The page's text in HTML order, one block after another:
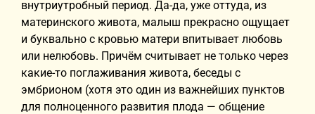
внутриутробный период. Да-да, уже оттуда, из
материнского живота, малыш прекрасно ощущает
и буквально с кровью матери впитывает любовь
или нелюбовь. Причём считывает не только через
какие-то поглаживания живота, беседы с
эмбрионом (хотя это один из важнейших пунктов
для полноценного развития плода — общение